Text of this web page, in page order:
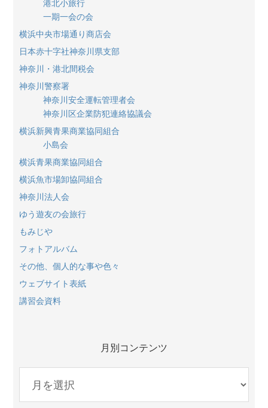
港北小旅行
一期一会の会
横浜中央市場通り商店会
日本赤十字社神奈川県支部
神奈川・港北間税会
神奈川警察署
神奈川安全運転管理者会
神奈川区企業防犯連絡協議会
横浜新興青果商業協同組合
小島会
横浜青果商業協同組合
横浜魚市場卸協同組合
神奈川法人会
ゆう遊友の会旅行
もみじや
フォトアルバム
その他、個人的な事や色々
ウェブサイト表紙
講習会資料
月別コンテンツ
コ